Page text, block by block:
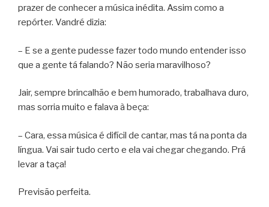
prazer de conhecer a música inédita. Assim como a
repórter. Vandré dizia:
– E se a gente pudesse fazer todo mundo entender isso
que a gente tá falando? Não seria maravilhoso?
Jair, sempre brincalhão e bem humorado, trabalhava duro,
mas sorria muito e falava à beça:
– Cara, essa música é difícil de cantar, mas tá na ponta da
língua. Vai sair tudo certo e ela vai chegar chegando. Prá
levar a taça!
Previsão perfeita.